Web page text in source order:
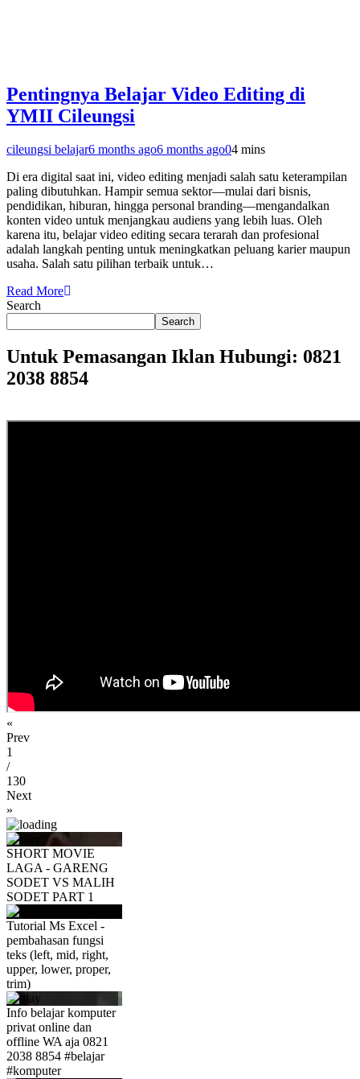
Pentingnya Belajar Video Editing di
YMII Cileungsi
cileungsi belajar6 months ago6 months ago04 mins
Di era digital saat ini, video editing menjadi salah satu keterampilan
paling dibutuhkan. Hampir semua sektor—mulai dari bisnis,
pendidikan, hiburan, hingga personal branding—mengandalkan
konten video untuk menjangkau audiens yang lebih luas. Oleh
karena itu, belajar video editing secara terarah dan profesional
adalah langkah penting untuk meningkatkan peluang karier maupun
usaha. Salah satu pilihan terbaik untuk…
Read More
Search
Search
Untuk Pemasangan Iklan Hubungi: 0821
2038 8854
«
Prev
1
/
130
Next
»
SHORT MOVIE
LAGA - GARENG
SODET VS MALIH
SODET PART 1
Tutorial Ms Excel -
pembahasan fungsi
teks (left, mid, right,
upper, lower, proper,
trim)
Info belajar komputer
privat online dan
offline WA aja 0821
2038 8854 #belajar
#komputer